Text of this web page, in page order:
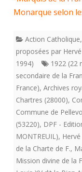
Monarque selon
Action Catholique,
proposées par
1994)
1922 (22
secondaire de la
France), Archives
Chartres (28000),
Commune de
(53220), DPF -
MONTREUIL),
de la Charte de F.,
Mission divine de la